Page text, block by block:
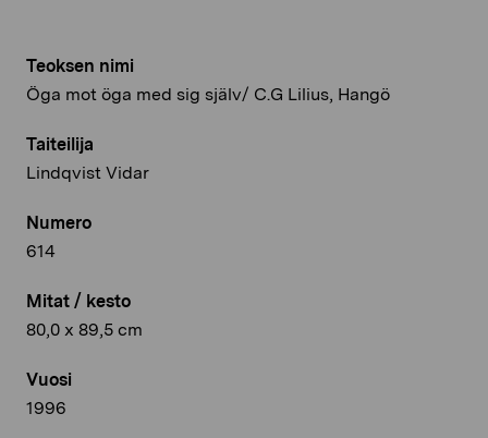
Teoksen nimi
Öga mot öga med sig själv/ C.G Lilius, Hangö
Taiteilija
Lindqvist Vidar
Numero
614
Mitat / kesto
80,0 x 89,5 cm
Vuosi
1996